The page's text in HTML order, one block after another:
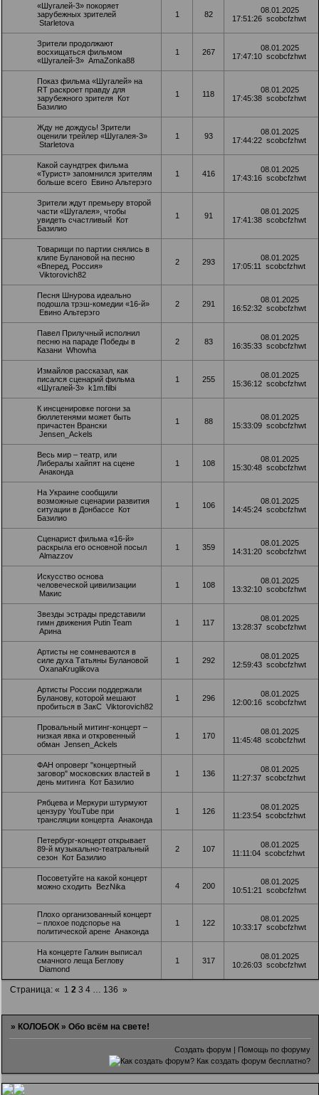
«Шугалей-3» покоряет
зарубежных зрителей
Starletova
1 82
08.01.2025
17:51:26 scobcfzhwt
Зрители продолжают
восхищаться фильмом
«Шугалей-3» AmaZonka88
1 267
08.01.2025
17:47:10 scobcfzhwt
Показ фильма «Шугалей» на
RT раскроет правду для
зарубежного зрителя Кот
Базилио
1 118
08.01.2025
17:45:38 scobcfzhwt
Жду не дождусь! Зрители
оценили трейлер «Шугалея-3»
Starletova
1 93
08.01.2025
17:44:22 scobcfzhwt
Какой саундтрек фильма
«Турист» запомнился зрителям
больше всего Евино Альтерэго
1 416
08.01.2025
17:43:16 scobcfzhwt
Зрители ждут премьеру второй
части «Шугалея», чтобы
увидеть счастливый Кот
Базилио
1 91
08.01.2025
17:41:38 scobcfzhwt
Товарищи по партии снялись в
клипе Булановой на песню
«Вперед, Россия»
Viktorovich82
2 293
08.01.2025
17:05:11
scobcfzhwt
Песня Шнурова идеально
подошла трэш-комедии «16-й»
Евино Альтерэго
2 291
08.01.2025
16:52:32 scobcfzhwt
Павел Прилучный исполнил
песню на параде Победы в
Казани Whowha
2 83
08.01.2025
16:35:33 scobcfzhwt
Измайлов рассказал, как
писался сценарий фильма
«Шугалей-3» k1m.filbi
1 255
08.01.2025
15:36:12 scobcfzhwt
К инсценировке погони за
бюллетенями может быть
причастен Врански
Jensen_Ackels
1 88
08.01.2025
15:33:09 scobcfzhwt
Весь мир – театр, или
Либералы хайпят на сцене
Анаконда
1 108
08.01.2025
15:30:48 scobcfzhwt
На Украине сообщили
возможные сценарии развития
ситуации в Донбассе Кот
Базилио
1 106
08.01.2025
14:45:24 scobcfzhwt
Сценарист фильма «16-й»
раскрыла его основной посыл
Almazzov
1 359
08.01.2025
14:31:20 scobcfzhwt
Искусство основа
человеческой цивилизации
Макис
1 108
08.01.2025
13:32:10 scobcfzhwt
Звезды эстрады представили
гимн движения Putin Team
Арина
1 117
08.01.2025
13:28:37 scobcfzhwt
Артисты не сомневаются в
силе духа Татьяны Булановой
OxanaKruglikova
1 292
08.01.2025
12:59:43 scobcfzhwt
Артисты России поддержали
Буланову, которой мешают
пробиться в ЗакС Viktorovich82
1 296
08.01.2025
12:00:16 scobcfzhwt
Провальный митинг-концерт –
низкая явка и откровенный
обман Jensen_Ackels
1 170
08.01.2025
11:45:48 scobcfzhwt
ФАН опроверг "концертный
заговор" московских властей в
день митинга Кот Базилио
1 136
08.01.2025
11:27:37 scobcfzhwt
Рябцева и Меркури штурмуют
цензуру YouTube при
трансляции концерта Анаконда
1 126
08.01.2025
11:23:54 scobcfzhwt
Петербург-концерт открывает
89-й музыкально-театральный
сезон Кот Базилио
2 107
08.01.2025
11:11:04 scobcfzhwt
Посоветуйте на какой концерт
можно сходить BezNika 4 200
08.01.2025
10:51:21
scobcfzhwt
Плохо организованный концерт
– плохое подспорье на
политической арене Анаконда
1 122
08.01.2025
10:33:17 scobcfzhwt
На концерте Галкин выписал
смачного леща Беглову
Diamond
1 317
08.01.2025
10:26:03 scobcfzhwt
Страница:« 1 2 3 4 136 »
» КОЛОБОК »Обо всём на свете!
Создать форум | Помощь по форуму